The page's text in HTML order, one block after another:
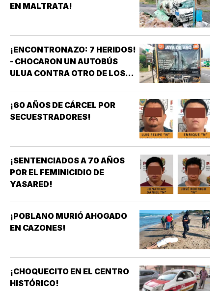
EN MALTRATA!
¡ENCONTRONAZO: 7 HERIDOS!
- CHOCARON UN AUTOBÚS
ULUA CONTRA OTRO DE LOS
¡60 AÑOS DE CÁRCEL POR
SECUESTRADORES!
¡SENTENCIADOS A 70 AÑOS
POR EL FEMINICIDIO DE
YASARED!
¡POBLANO MURIÓ AHOGADO
EN CAZONES!
¡CHOQUECITO EN EL CENTRO
HISTÓRICO!